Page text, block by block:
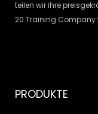
teilen wir ihre
20 Training Company
PRODUKTE